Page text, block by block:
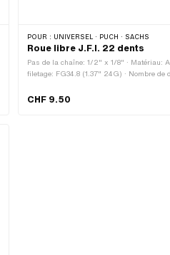
POUR : UNIVERSEL · PUCH · SACHS
Roue libre J.F.I. 22 dents
Pas de la chaîne: 1/2" x 1/8" · Matériau:
filetage: FG34.8 (1.37" 24G) · Nombre de
CHF 9.50